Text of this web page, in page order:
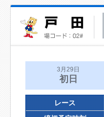
3月29日
初日
レース